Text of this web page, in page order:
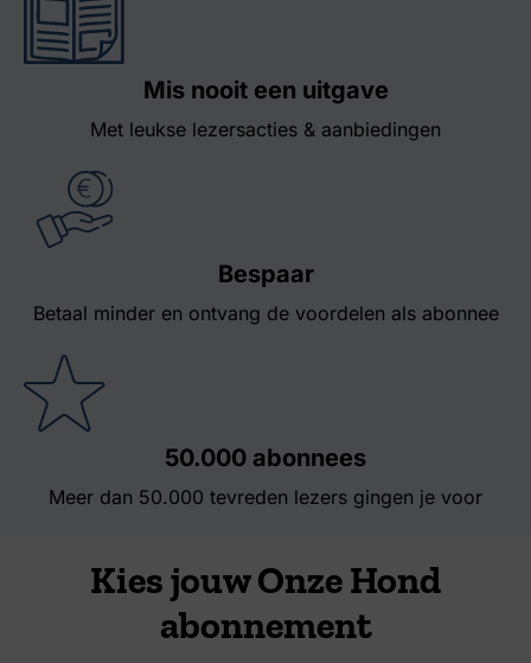
Mis nooit een uitgave
Met leukse lezersacties & aanbiedingen
Bespaar
Betaal minder en ontvang de voordelen als abonnee
50.000 abonnees
Meer dan 50.000 tevreden lezers gingen je voor
Kies jouw Onze Hond
abonnement